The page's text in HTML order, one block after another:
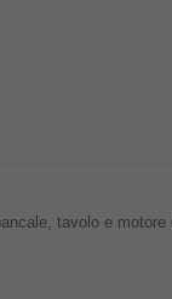
tavolo e